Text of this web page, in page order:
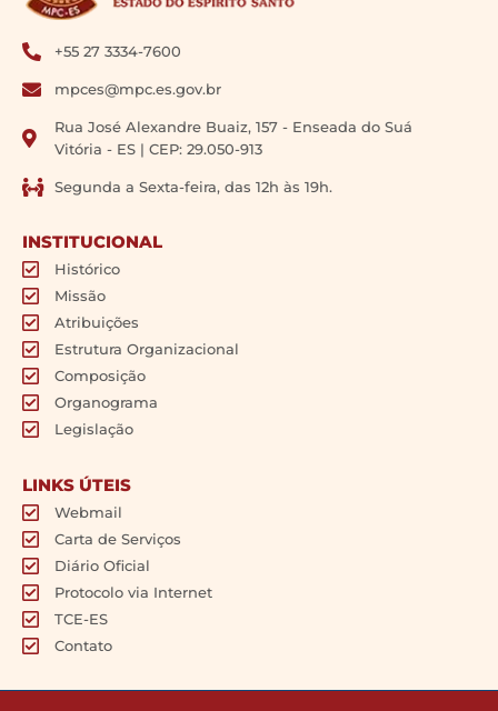
+55 27 3334-7600
mpces@mpc.es.gov.br
Rua José Alexandre Buaiz, 157 - Enseada do Suá
Vitória - ES | CEP: 29.050-913
Segunda a Sexta-feira, das 12h às 19h.
INSTITUCIONAL
Histórico
Missão
Atribuições
Estrutura Organizacional
Composição
Organograma
Legislação
LINKS ÚTEIS
Webmail
Carta de Serviços
Diário Oficial
Protocolo via Internet
TCE-ES
Contato